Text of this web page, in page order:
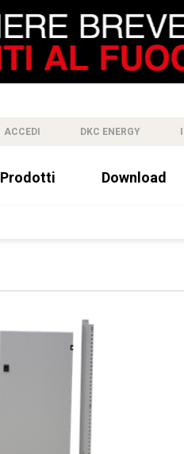
ACCEDI DKC ENERGY
Prodotti Download